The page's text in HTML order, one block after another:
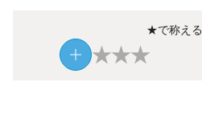
★で称える
★★★